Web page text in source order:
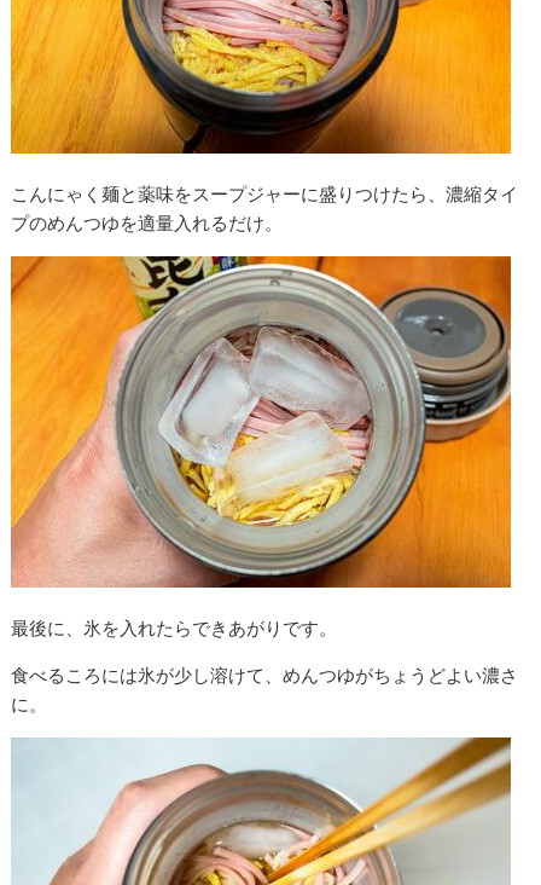
こんにゃく麺と薬味をスープジャーに盛りつけたら、濃縮タイ
プのめんつゆを適量入れるだけ。
最後に、氷を入れたらできあがりです。
食べるころには氷が少し溶けて、めんつゆがちょうどよい濃さ
に。